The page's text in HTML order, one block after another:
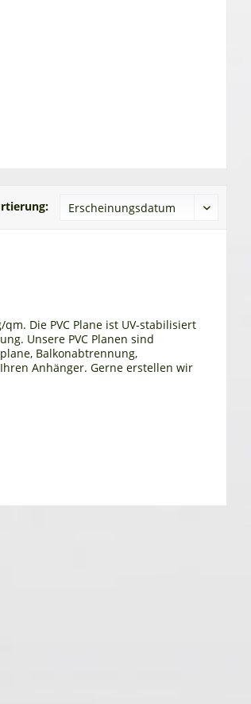
Die PVC Plane ist UV-stabilisiert
Unsere PVC Planen sind
Balkonabtrennung,
Anhänger. Gerne erstellen wir